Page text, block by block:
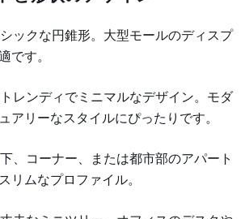
ックな円錐形。大型モールのディスプ
です。
トレンディでミニマルなデザイン。モダ
アリーなスタイルにぴったりです。
、コーナー、または都市部のアパート
リムなプロファイル。